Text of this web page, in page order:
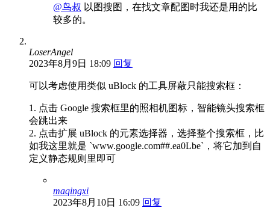
@鸟叔 以图搜图，在找文章配图时我还是用的比
较多的。
LoserAngel
2023年8月9日 18:09 回复
可以考虑使用类似 uBlock 的工具屏蔽只能搜索框：
1. 点击 Google 搜索框里的照相机图标，智能镜头搜索框
会跳出来
2. 点击扩展 uBlock 的元素选择器，选择整个搜索框，比
如我这里就是 `www.google.com##.ea0Lbe`，将它加到自
定义静态规则里即可
maqingxi
2023年8月10日 16:09 回复